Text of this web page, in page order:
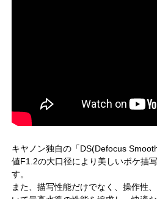
キヤノン独自の「DS(Defocus
値F1.2の大口径により美しいボケ描
す。
また、描写性能だけでなく、操作性